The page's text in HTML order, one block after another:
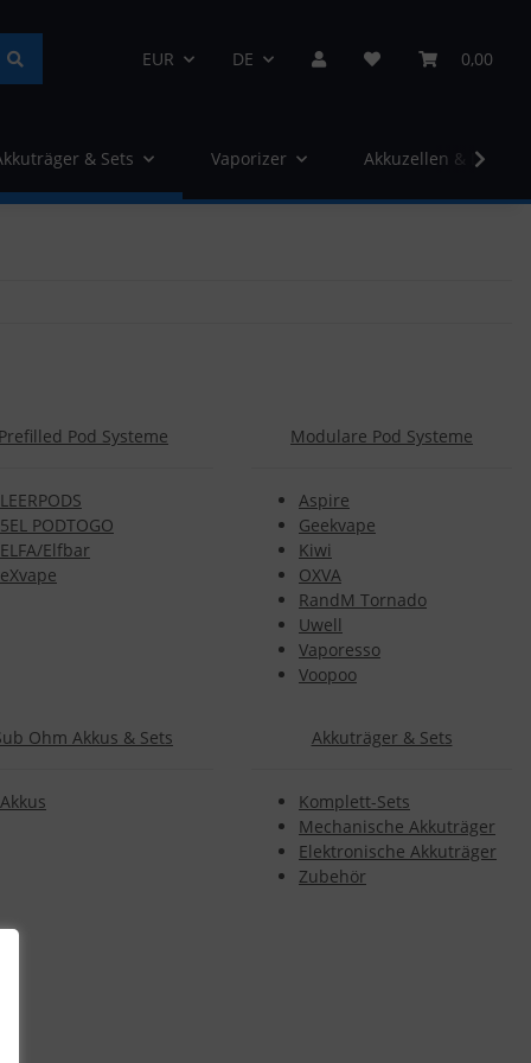
EUR DE 0,00
& Sets Vaporizer Akkuzellen &
Pod Systeme
LEERPODS
5EL PODTOGO
ELFA/Elfbar
eXvape
Modulare Pod Systeme
Aspire
Geekvape
Kiwi
OXVA
RandM Tornado
Uwell
Vaporesso
Voopoo
Ohm Akkus & Sets
Akkus
Akkuträger & Sets
Komplett-Sets
Mechanische Akkuträger
Elektronische Akkuträger
Zubehör